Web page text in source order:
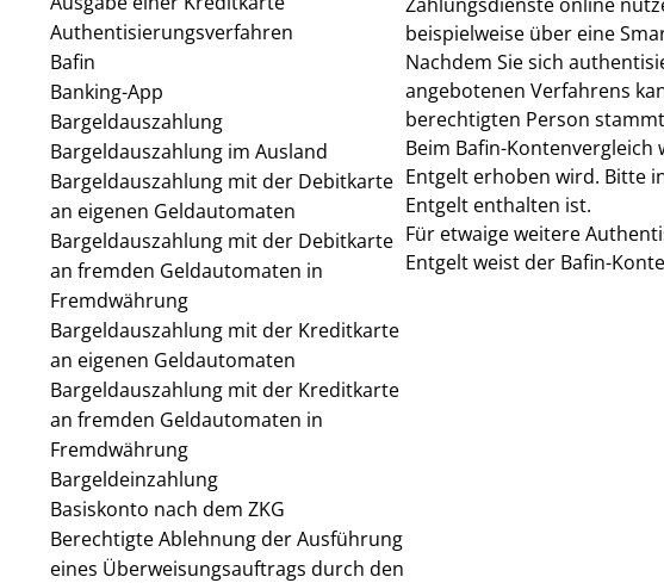
Authentisierungsverfahren
Bafin
Banking-App
Bargeldauszahlung
Bargeldauszahlung im Ausland
Bargeldauszahlung mit der Debitkarte
an eigenen Geldautomaten
Bargeldauszahlung mit der Debitkarte
an fremden Geldautomaten in
Fremdwährung
Bargeldauszahlung mit der Kreditkarte
an eigenen Geldautomaten
Bargeldauszahlung mit der Kreditkarte
an fremden Geldautomaten in
Fremdwährung
Bargeldeinzahlung
Basiskonto nach dem ZKG
Berechtigte Ablehnung der Ausführung
eines Überweisungsauftrags durch den
beispielweise über eine
Nachdem Sie sich
angebotenen Verfahrens
berechtigten Person
Beim Bafin-
Entgelt erhoben wird. Bitte
Entgelt enthalten ist.
Für etwaige weitere
Entgelt weist der Bafin-